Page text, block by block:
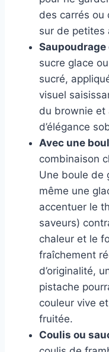
des carrés ou
sur de petites
sucre glace
sucré,
visuel
du brownie et
d’élégance
Avec une
combinaison
Une boule de
même une
accentuer le
saveurs)
chaleur et le
fraîchement
d’originalité,
pistache
couleur vive
fruitée.
Coulis ou